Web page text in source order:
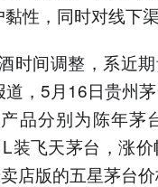
性，同时对线下
时间调整，系近
，5月16日贵州
品分别为陈年茅
装飞天茅台，涨
店版的五星茅台价